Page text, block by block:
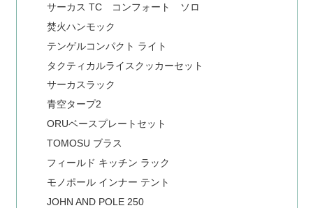
サーカス TC コンフォート ソロ
焚火ハンモック
テンゲルコンパクト ライト
タクティカルライスクッカーセット
サーカスラック
青空タープ2
ORUベースプレートセット
TOMOSU ブラス
フィールド キッチン ラック
モノポール インナー テント
JOHN AND POLE 250